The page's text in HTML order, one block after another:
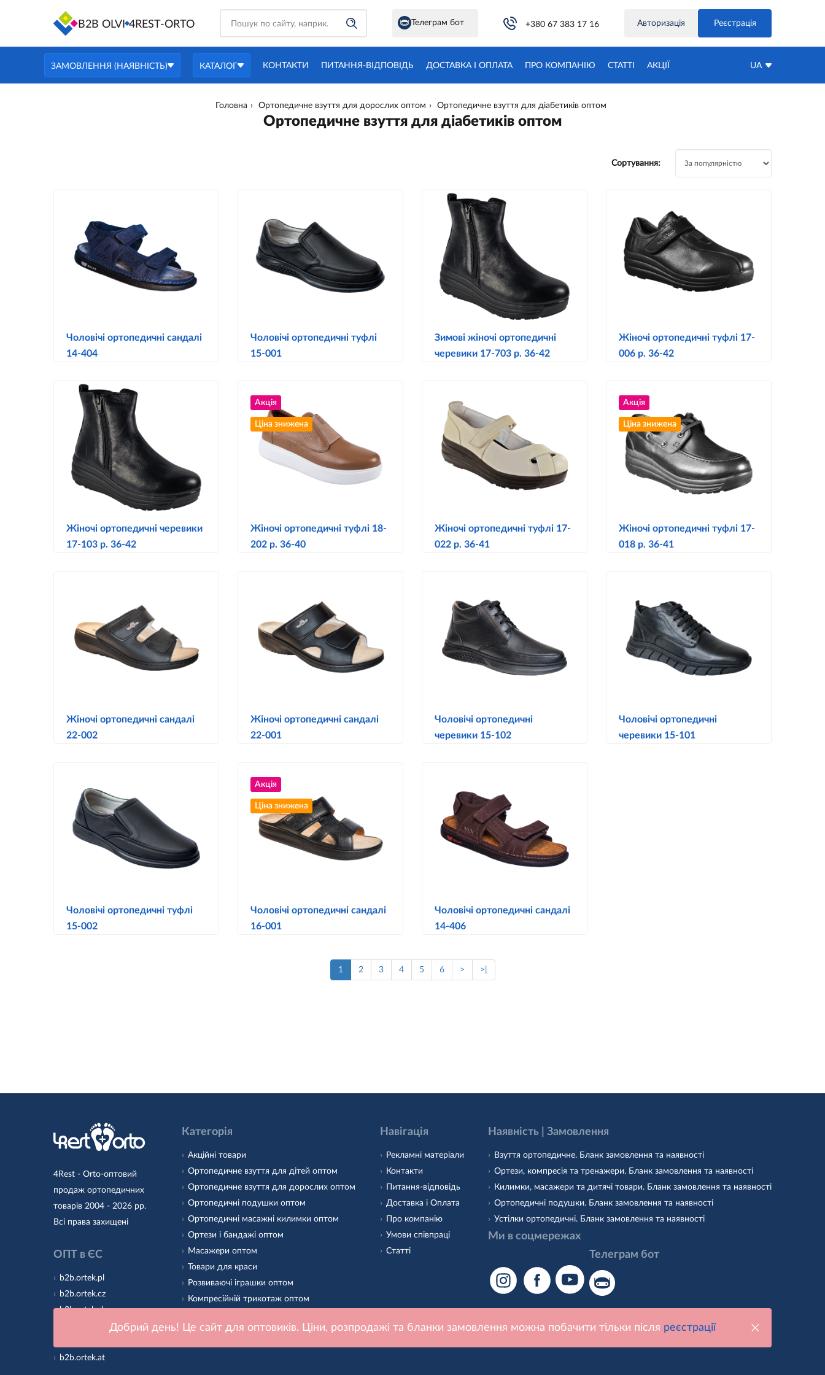
Добрий день! Це сайт для оптовиків. Ціни, розпродажі та бланки замовлення можна побачити тільки після реєстрації
B2B OLVI 4REST-ORTO Телеграм бот +380 67 383 17 16 Авторизація Реєстрація
ЗАМОВЛЕННЯ (НАЯВНІСТЬ) КАТАЛОГ КОНТАКТИ ПИТАННЯ-ВІДПОВІДЬ ДОСТАВКА І ОПЛАТА ПРО КОМПАНІЮ СТАТТІ АКЦIЇ UA
Головна Ортопедичне взуття для дорослих оптом Ортопедичне взуття для діабетиків оптом
Ортопедичне взуття для діабетиків оптом
Сортування:
Чоловічі ортопедичні сандалі
14-404
Чоловічі ортопедичні туфлі
15-001
Зимові жіночі ортопедичні
черевики 17-703 р. 36-42
Жіночі ортопедичні туфлі 17-
006 р. 36-42
Жіночі ортопедичні черевики
17-103 р. 36-42
Акція
Ціна знижена
Жіночі ортопедичні туфлі 18-
202 р. 36-40
Жіночі ортопедичні туфлі 17-
022 р. 36-41
Акція
Ціна знижена
Жіночі ортопедичні туфлі 17-
018 р. 36-41
Жіночі ортопедичні сандалі
22-002
Жіночі ортопедичні сандалі
22-001
Чоловічі ортопедичні
черевики 15-102
Чоловічі ортопедичні
черевики 15-101
Чоловічі ортопедичні туфлі
15-002
Акція
Ціна знижена
Чоловічі ортопедичні сандалі
16-001
Чоловічі ортопедичні сандалі
14-406
1 2 3 4 5 6 > >|
4Rest - Orto-оптовий
продаж ортопедичних
товарів 2004 - 2026 рр.
Всі права захищені
ОПТ в ЄС
b2b.ortek.pl
b2b.ortek.cz
b2b.ortek.sk
b2b.ortek.at
Категорія
Акційні товари
Ортопедичне взуття для дітей оптом
Ортопедичне взуття для дорослих оптом
Ортопедичні подушки оптом
Ортопедичні масажні килимки оптом
Ортези і бандажі оптом
Масажери оптом
Товари для краси
Розвиваючі іграшки оптом
Компресійній трикотаж оптом
Підошва для дитячого взуття оптом
Навігація
Рекламні матеріали
Контакти
Питання-відповідь
Доставка і Оплата
Про компанію
Умови співпраці
Статті
Наявність | Замовлення
Взуття ортопедичне. Бланк замовлення та наявності
Ортези, компресія та тренажери. Бланк замовлення та наявності
Килимки, масажери та дитячі товари. Бланк замовлення та наявності
Ортопедичні подушки. Бланк замовлення та наявності
Устілки ортопедичні. Бланк замовлення та наявності
Ми в соцмережах
Телеграм бот